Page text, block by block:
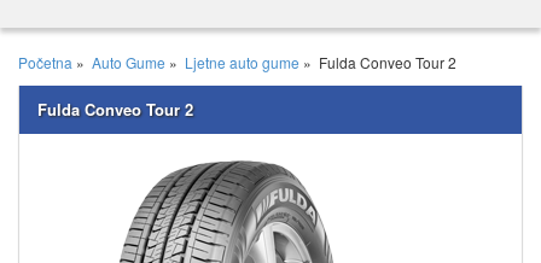
Početna » Auto Gume » Ljetne auto gume » Fulda Conveo Tour 2
Fulda Conveo Tour 2